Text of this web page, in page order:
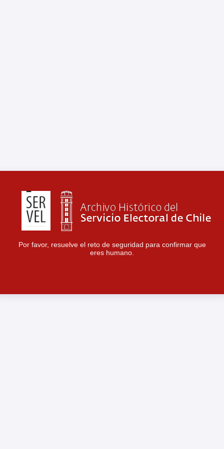
Por favor, resuelve el reto de seguridad para confirmar que
eres humano.